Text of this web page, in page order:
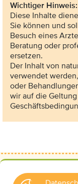
Wichtiger Hinweis:
Diese Inhalte
Sie können und
Besuch eines
Beratung oder
ersetzen.
Der Inhalt von
verwendet
oder
wir auf die